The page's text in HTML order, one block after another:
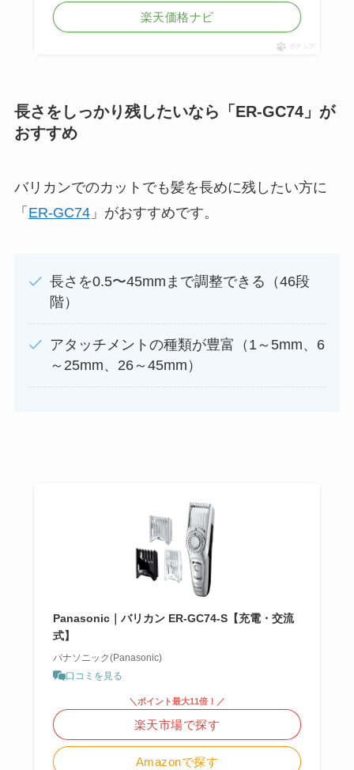
楽天価格ナビ
ポチップ
長さをしっかり残したいなら「ER-GC74」が
おすすめ
バリカンでのカットでも髪を長めに残したい方に
「 ER-GC74」がおすすめです。
長さを0.5〜45mmまで調整できる（46段
階）
アタッチメントの種類が豊富（1～5mm、6
～25mm、26～45mm）
Panasonic｜バリカン ER-GC74-S【充電・交流
式】
パナソニック(Panasonic)
口コミを見る
Amazonで探す
＼ポイント最大11倍！／
楽天市場で探す